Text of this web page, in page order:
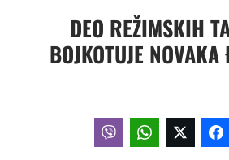
DEO REŽIMSKIH
BOJKOTUJE